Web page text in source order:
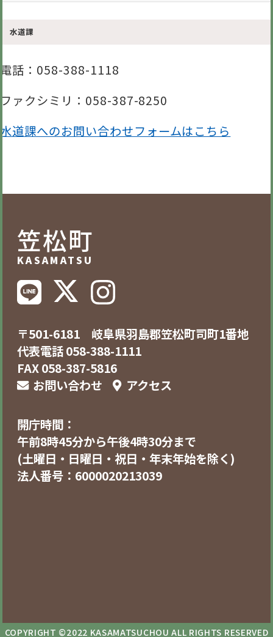
水道課
電話 ：058-388-1118
ファクシミリ ：058-387-8250
水道課へのお問い合わせフォームはこちら
笠松町
KASAMATSU
〒501-6181 岐阜県羽島郡笠松町司町1番地
代表電話 058-388-1111
FAX 058-387-5816
お問い合わせ
アクセス
開庁時間：
午前8時45分から午後4時30分まで
(土曜日・日曜日・祝日・年末年始を除く)
法人番号：6000020213039
COPYRIGHT ©2022 KASAMATSUCHOU ALL RIGHTS RESERVED